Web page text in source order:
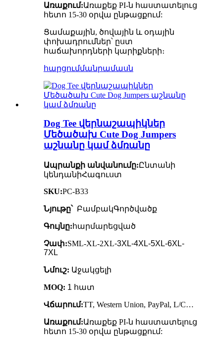
Առաքում:Առաքեք PI-ն հաստատելուց
հետո 15-30 օրվա ընթացքում:
Ցամաքային, ծովային և օդային
փոխադրումներ՝ ըստ
հաճախորդների կարիքների։
հարցումմանրամասն
Dog Tee վերնաշապիկներ
Մեծածախ Cute Dog Jumpers
աշնանը կամ ձմռանը
Ապրանքի անվանումը:Ընտանի
կենդանիՀագուստ
SKU:PC-B33
Նյութը՝ ԲամբակԳործվածք
Գույնը: հարմարեցված
Չափ:SML-XL-2XL-3XL-4XL-5XL-6XL-
7XL
Նմուշ: Աջակցելի
MOQ: 1 հատ
Վճարում:TT, Western Union, PayPal, L/C…
Առաքում:Առաքեք PI-ն հաստատելուց
հետո 15-30 օրվա ընթացքում: